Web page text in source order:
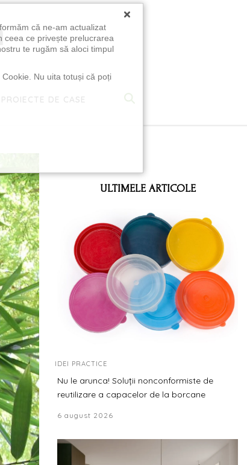
PROIECTE DE CASE
ULTIMELE ARTICOLE
IDEI PRACTICE
Nu le arunca! Soluții nonconformiste de
reutilizare a capacelor de la borcane
6 august 2026
×
că ne-am actualizat
ceea ce privește prelucrarea
te rugăm să aloci timpul
Nu uita totuși că poți